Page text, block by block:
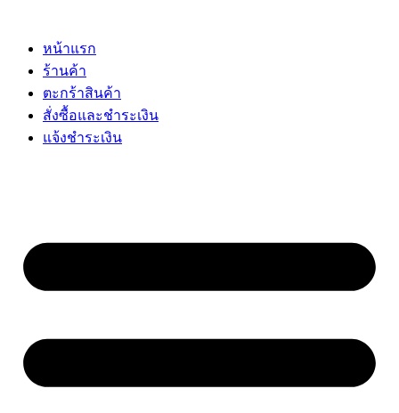
contentหน้าแรก
ร้านค้า
ตะกร้าสินค้า
สั่งซื้อและชำระเงิน
แจ้งชำระเงิน